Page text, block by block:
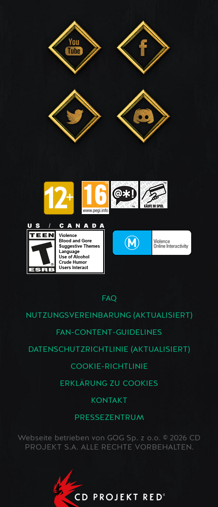
FAQ
NUTZUNGSVEREINBARUNG (AKTUALISIERT)
FAN-CONTENT-GUIDELINES
DATENSCHUTZRICHTLINIE (AKTUALISIERT)
COOKIE-RICHTLINIE
ERKLÄRUNG ZU COOKIES
KONTAKT
PRESSEZENTRUM
Webseite betrieben von GOG Sp. z o.o. © 2026 CD
PROJEKT S.A. ALLE RECHTE VORBEHALTEN.